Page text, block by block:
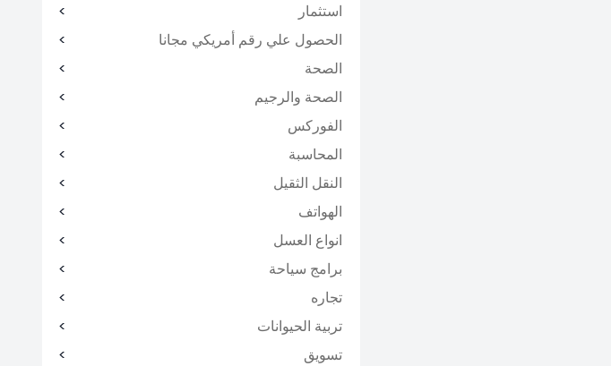
استثمار
الحصول علي رقم أمريكي مجانا
الصحة
الصحة والرجيم
الفوركس
المحاسبة
النقل الثقيل
الهواتف
انواع العسل
برامج سياحة
تجاره
تربية الحيوانات
تسويق